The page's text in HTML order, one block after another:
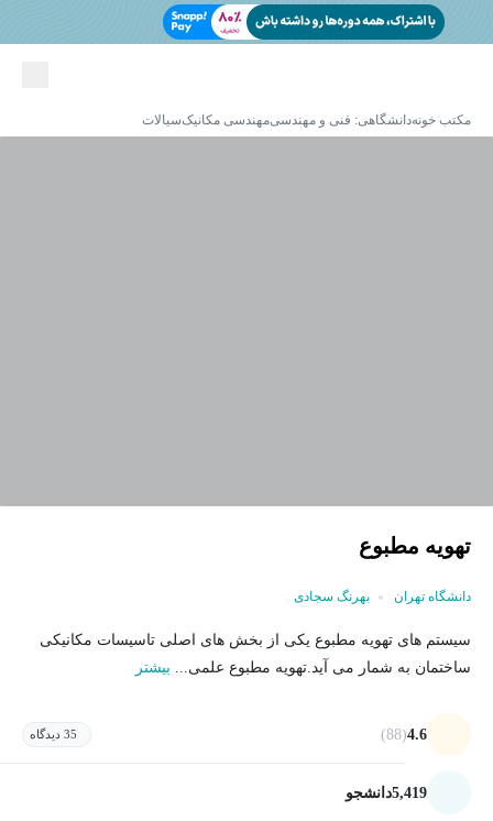
مکتب خونهدانشگاهی: فنی و مهندسیمهندسی مکانیکسیالات
تهویه مطبوع
دانشگاه تهران بهرنگ سجادی
سیستم های تهویه مطبوع یکی از بخش های اصلی تاسیسات مکانیکی
ساختمان به شمار می آید.تهویه مطبوع علمی... بیشتر
4.6
(88) 35 دیدگاه
5,419دانشجو